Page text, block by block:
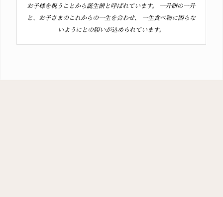
お子様を祝うことから誕生餅と呼ばれています。 一升餅の一升
と、お子さまのこれからの一生を合わせ、 一生食べ物に困らな
いようにとの願いが込められています。